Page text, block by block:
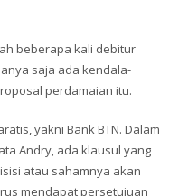
beberapa kali debitur
saja ada kendala-
perdamaian itu.
yakni Bank BTN. Dalam
Andry, ada klausul yang
atau sahamnya akan
mendapat persetujuan